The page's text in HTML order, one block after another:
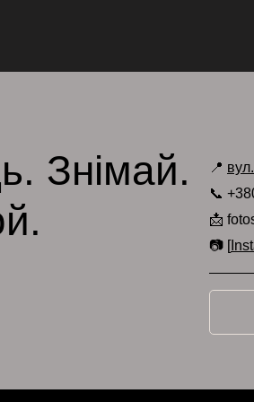
Знімай.
📍
📞
📩
📷 [